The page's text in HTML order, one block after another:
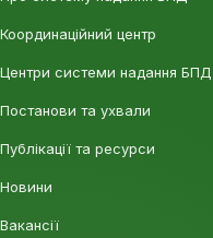
Координаційний центр
Центри системи надання БПД
Постанови та ухвали
Публікації та ресурси
Новини
Вакансії